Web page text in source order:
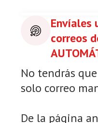
Envíales
correos
No tendrás
solo correo
De la página